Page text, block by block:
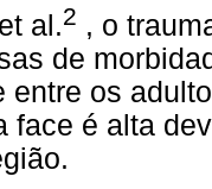
al.2 , o
de
entre os
face é alta